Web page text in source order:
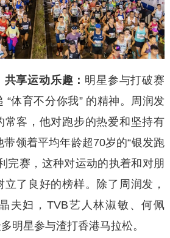
共享运动乐趣 ： 明星参与打破赛
“体育不分你我” 的精神。周润发
常客，他对跑步的热爱和坚持有
带领着平均年龄超70岁的“银发跑
完赛，这种对运动的执着和对朋
了良好的榜样。除了周润发，
夫妇，TVB艺人林淑敏、何佩
明星参与渣打香港马拉松。